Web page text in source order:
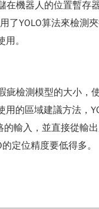
在機器人的位置暫存
了YOLO算法來檢測
。
疵檢測模型的大小，
的區域建議方法，
輸入，並直接從輸
定位精度要低得多。